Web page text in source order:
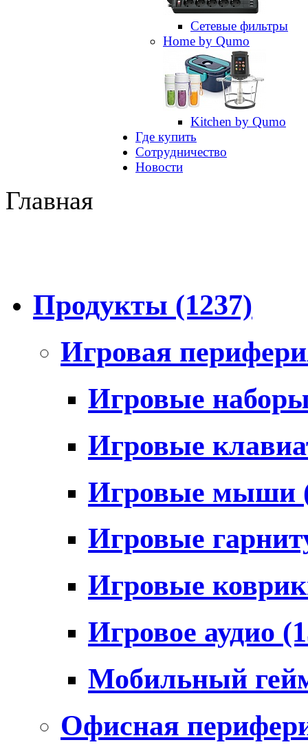
Сетевые фильтры
Home by Qumo
Kitchen by Qumo
Где купить
Сотрудничество
Новости
Главная
Продукты (1237)
Игровая
Игровые
Игровые
Игровые мыши
Игровые
Игровые
Игровое аудио
Мобильный
Офисная